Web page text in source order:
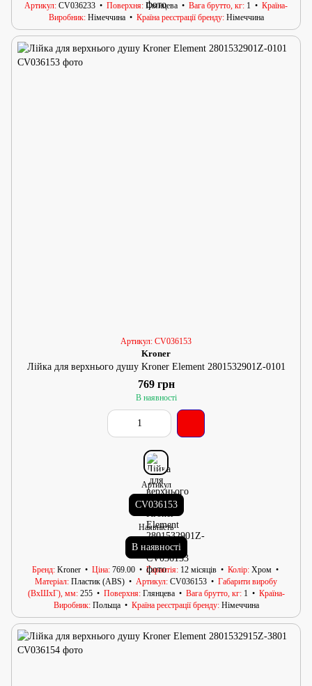
Артикул CV036233 Поверхня Глянцева Вага брутто, кг 1
Країна-
Виробник Німеччина Країна реєстрації бренду Німеччина
Артикул: CV036153
Kroner
Лійка для верхнього душу Kroner Element 2801532901Z-0101
769 грн
В наявності
Артикул
CV036153
Наявність
В наявності
Бренд Kroner Ціна 769.00 Гарантія 12 місяців Колір Хром
Матеріал Пластик (ABS) Артикул CV036153
Габарити виробу
(ВхШхГ), мм 255 Поверхня Глянцева Вага брутто, кг 1
Країна-
Виробник Польща Країна реєстрації бренду Німеччина